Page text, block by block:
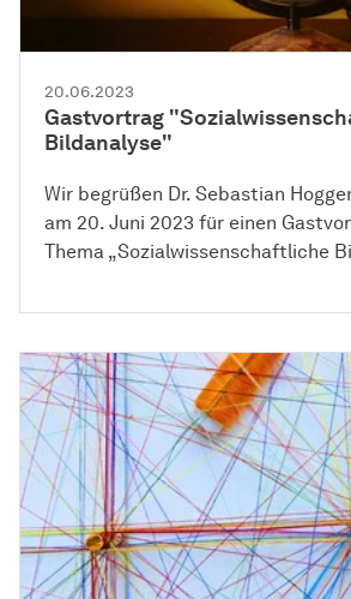
20.06.2023
Gastvortrag
Bildanalyse"
Wir begrüßen Dr. Sebastian
am 20. Juni 2023 für einen
Thema „Sozialwissenschaftliche